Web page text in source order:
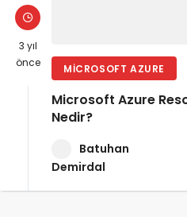
3 yıl
önce
MICROSOFT AZURE
Microsoft Azure
Nedir?
Batuhan
Demirdal